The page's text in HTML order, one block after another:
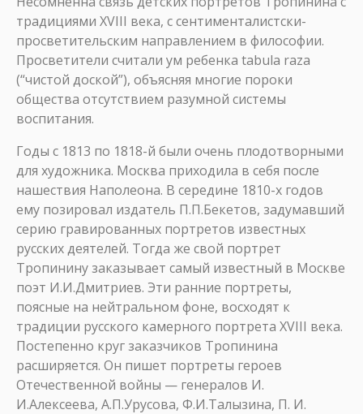
традициями XVIII века, с сентименталистски-
просветительским направлением в философии.
Просветители считали ум ребенка tabula raza
(“чистой доской”), объясняя многие пороки
общества отсутствием разумной системы
воспитания.
Годы с 1813 по 1818-й были очень плодотворными
для художника. Москва приходила в себя после
нашествия Наполеона. В середине 1810-х годов
ему позировал издатель П.П.Бекетов, задумавший
серию гравированных портретов известных
русских деятелей. Тогда же свой портрет
Тропинину заказывает самый известный в Москве
поэт И.И.Дмитриев. Эти ранние портреты,
поясные на нейтральном фоне, восходят к
традиции русского камерного портрета XVIII века.
Постепенно круг заказчиков Тропинина
расширяется. Он пишет портреты героев
Отечественной войны — генералов И.
И.Алексеева, А.П.Урусова, Ф.И.Талызина, П. И.